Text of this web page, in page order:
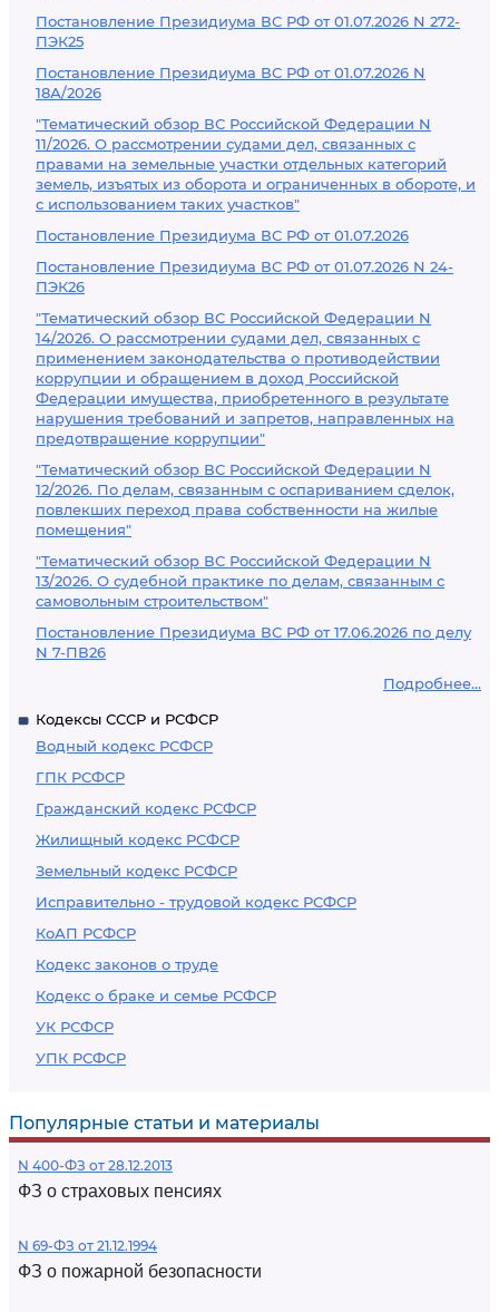
Постановление Президиума ВС РФ от 01.07.2026 N 272-
ПЭК25
Постановление Президиума ВС РФ от 01.07.2026 N
18А/2026
"Тематический обзор ВС Российской Федерации N
11/2026. О рассмотрении судами дел, связанных с
правами на земельные участки отдельных категорий
земель, изъятых из оборота и ограниченных в обороте, и
с использованием таких участков"
Постановление Президиума ВС РФ от 01.07.2026
Постановление Президиума ВС РФ от 01.07.2026 N 24-
ПЭК26
"Тематический обзор ВС Российской Федерации N
14/2026. О рассмотрении судами дел, связанных с
применением законодательства о противодействии
коррупции и обращением в доход Российской
Федерации имущества, приобретенного в результате
нарушения требований и запретов, направленных на
предотвращение коррупции"
"Тематический обзор ВС Российской Федерации N
12/2026. По делам, связанным с оспариванием сделок,
повлекших переход права собственности на жилые
помещения"
"Тематический обзор ВС Российской Федерации N
13/2026. О судебной практике по делам, связанным с
самовольным строительством"
Постановление Президиума ВС РФ от 17.06.2026 по делу
N 7-ПВ26
Подробнее...
Кодексы СССР и РСФСР
Водный кодекс РСФСР
ГПК РСФСР
Гражданский кодекс РСФСР
Жилищный кодекс РСФСР
Земельный кодекс РСФСР
Исправительно - трудовой кодекс РСФСР
КоАП РСФСР
Кодекс законов о труде
Кодекс о браке и семье РСФСР
УК РСФСР
УПК РСФСР
Популярные статьи и материалы
N 400-ФЗ от 28.12.2013
ФЗ о страховых пенсиях
N 69-ФЗ от 21.12.1994
ФЗ о пожарной безопасности